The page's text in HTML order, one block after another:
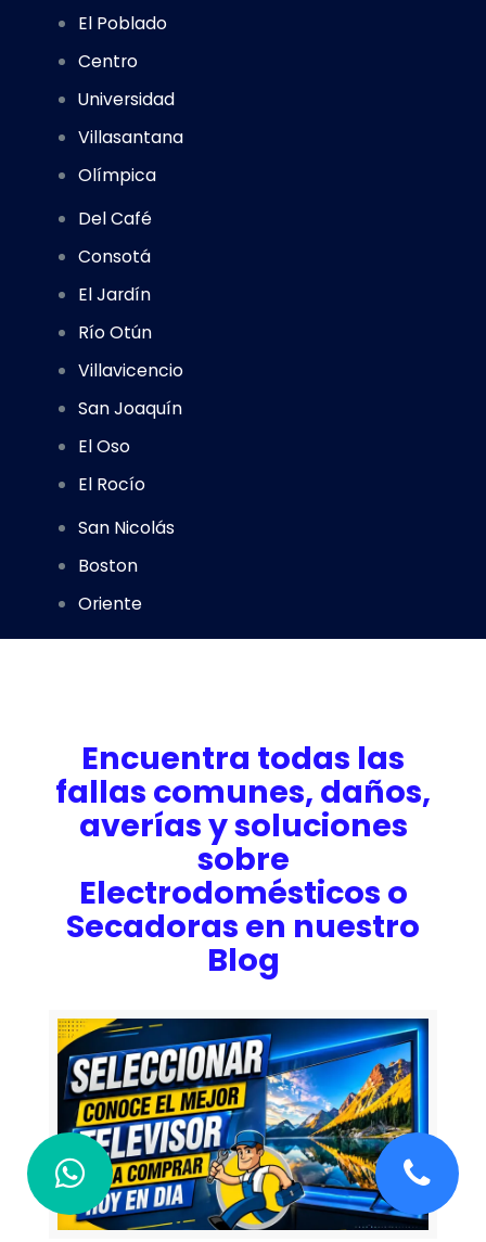
El Poblado
Centro
Universidad
Villasantana
Olímpica
Del Café
Consotá
El Jardín
Río Otún
Villavicencio
San Joaquín
El Oso
El Rocío
San Nicolás
Boston
Oriente
Encuentra todas las
fallas comunes, daños,
averías y soluciones
sobre
Electrodomésticos o
Secadoras en nuestro
Blog